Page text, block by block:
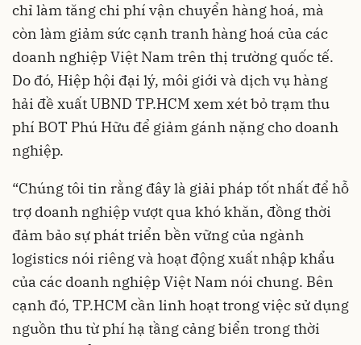
chỉ làm tăng chi phí vận chuyển hàng hoá, mà
còn làm giảm sức cạnh tranh hàng hoá của các
doanh nghiệp Việt Nam trên thị trường quốc tế.
Do đó, Hiệp hội đại lý, môi giới và dịch vụ hàng
hải đề xuất UBND TP.HCM xem xét bỏ trạm thu
phí BOT Phú Hữu để giảm gánh nặng cho doanh
nghiệp.
“Chúng tôi tin rằng đây là giải pháp tốt nhất để hỗ
trợ doanh nghiệp vượt qua khó khăn, đồng thời
đảm bảo sự phát triển bền vững của ngành
logistics nói riêng và hoạt động xuất nhập khẩu
của các doanh nghiệp Việt Nam nói chung. Bên
cạnh đó, TP.HCM cần linh hoạt trong việc sử dụng
nguồn thu từ phí hạ tầng cảng biển trong thời